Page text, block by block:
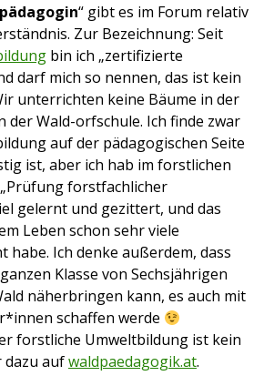
“ gibt es im Forum relativ
Zur Bezeichnung: Seit
bin ich „zertifizierte
darf mich so nennen, das ist kein
unterrichten keine Bäume in der
der Wald-orfschule. Ich finde zwar
auf der pädagogischen Seite
ist, aber ich hab im forstlichen
forstfachlicher
gelernt und gezittert, und das
Leben schon sehr viele
habe. Ich denke außerdem, dass
Klasse von Sechsjährigen
näherbringen kann, es auch mit
schaffen werde
forstliche Umweltbildung ist kein
dazu aufwaldpaedagogik.at.